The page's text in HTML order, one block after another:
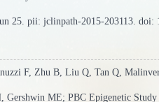
25. pii: jclinpath-2015-203113. doi:
F, Zhu B, Liu Q, Tan Q,
Gershwin ME; PBC Epigenetic